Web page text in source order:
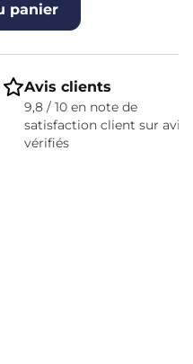
panier
Avis clients
9,8 / 10 en note de
satisfaction client sur avis
vérifiés